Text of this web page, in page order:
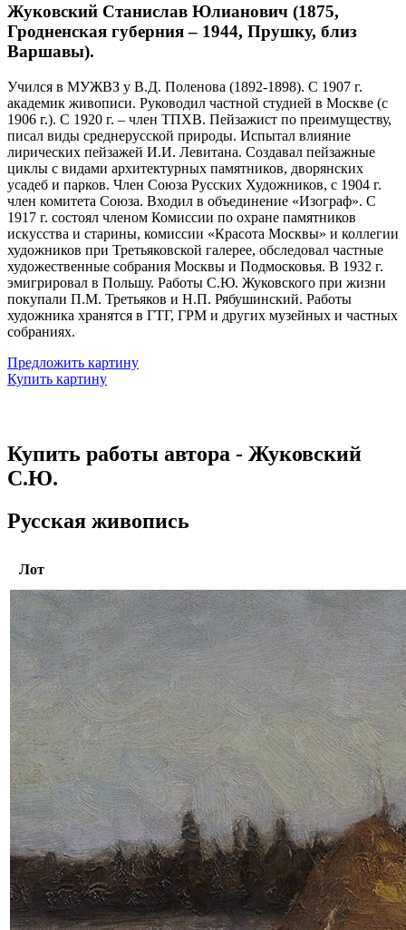
Жуковский Станислав Юлианович (1875,
Гродненская губерния – 1944, Прушку, близ
Варшавы).
Учился в МУЖВЗ у В.Д. Поленова (1892-1898). С 1907 г.
академик живописи. Руководил частной студией в Москве (с
1906 г.). С 1920 г. – член ТПХВ. Пейзажист по преимуществу,
писал виды среднерусской природы. Испытал влияние
лирических пейзажей И.И. Левитана. Создавал пейзажные
циклы с видами архитектурных памятников, дворянских
усадеб и парков. Член Союза Русских Художников, с 1904 г.
член комитета Союза. Входил в объединение «Изограф». С
1917 г. состоял членом Комиссии по охране памятников
искусства и старины, комиссии «Красота Москвы» и коллегии
художников при Третьяковской галерее, обследовал частные
художественные собрания Москвы и Подмосковья. В 1932 г.
эмигрировал в Польшу. Работы С.Ю. Жуковского при жизни
покупали П.М. Третьяков и Н.П. Рябушинский. Работы
художника хранятся в ГТГ, ГРМ и других музейных и частных
собраниях.
Предложить картину
Купить картину
Купить работы автора - Жуковский
С.Ю.
Русская живопись
Лот